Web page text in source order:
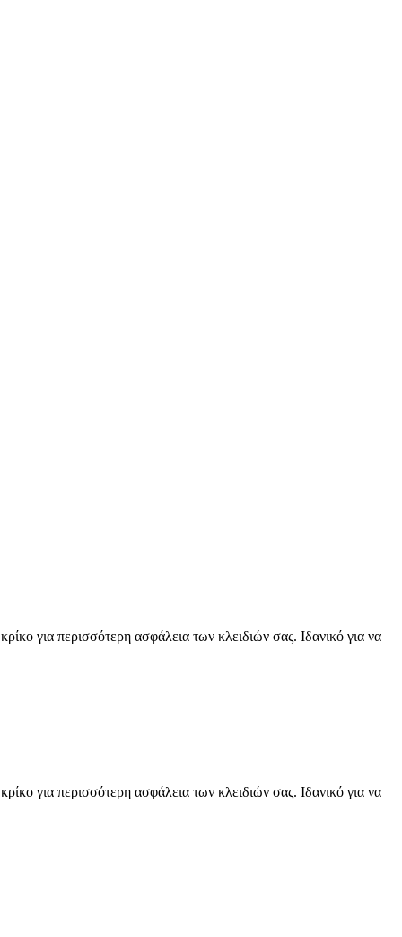
για περισσότερη ασφάλεια των κλειδιών σας. Ιδανικό για να
για περισσότερη ασφάλεια των κλειδιών σας. Ιδανικό για να